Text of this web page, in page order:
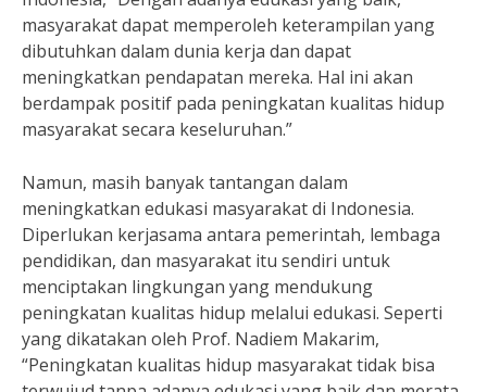
masyarakat dapat memperoleh keterampilan yang
dibutuhkan dalam dunia kerja dan dapat
meningkatkan pendapatan mereka. Hal ini akan
berdampak positif pada peningkatan kualitas hidup
masyarakat secara keseluruhan.”
Namun, masih banyak tantangan dalam
meningkatkan edukasi masyarakat di Indonesia.
Diperlukan kerjasama antara pemerintah, lembaga
pendidikan, dan masyarakat itu sendiri untuk
menciptakan lingkungan yang mendukung
peningkatan kualitas hidup melalui edukasi. Seperti
yang dikatakan oleh Prof. Nadiem Makarim,
“Peningkatan kualitas hidup masyarakat tidak bisa